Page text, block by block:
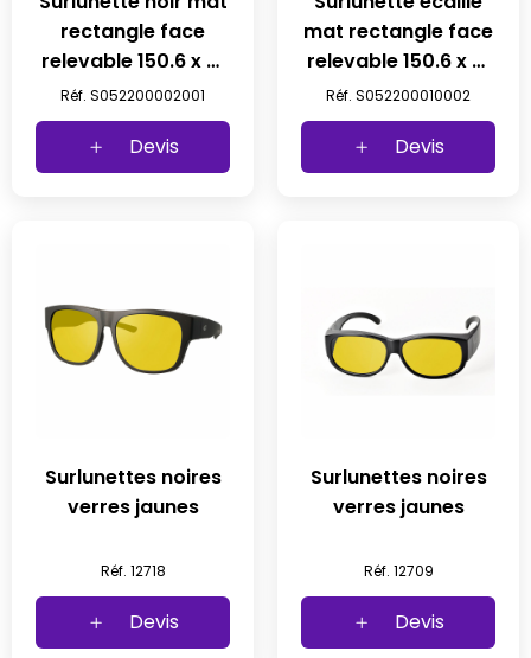
rectangle face
relevable 150.6 x 51
verre gris
Réf. S052200002001
Devis
mat rectangle face
relevable 150.6 x 51
verre g15
Réf. S052200010002
Devis
Surlunettes noires
verres jaunes
Réf. 12718
Devis
Surlunettes noires
verres jaunes
Réf. 12709
Devis